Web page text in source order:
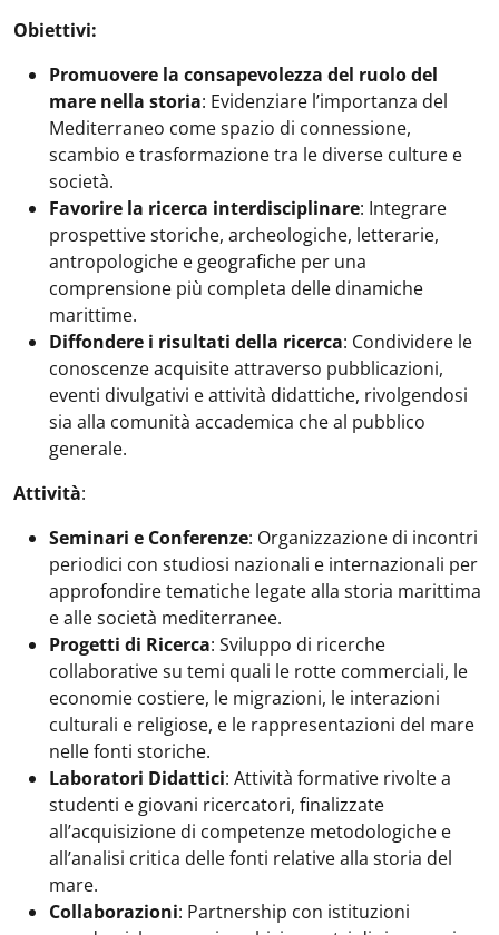
Obiettivi:
Promuovere la consapevolezza del ruolo del
mare nella storia: Evidenziare l’importanza del
Mediterraneo come spazio di connessione,
scambio e trasformazione tra le diverse culture e
società.
Favorire la ricerca interdisciplinare: Integrare
prospettive storiche, archeologiche, letterarie,
antropologiche e geografiche per una
comprensione più completa delle dinamiche
marittime.
Diffondere i risultati della ricerca: Condividere le
conoscenze acquisite attraverso pubblicazioni,
eventi divulgativi e attività didattiche, rivolgendosi
sia alla comunità accademica che al pubblico
generale.
Attività:
Seminari e Conferenze: Organizzazione di incontri
periodici con studiosi nazionali e internazionali per
approfondire tematiche legate alla storia marittima
e alle società mediterranee.
Progetti di Ricerca: Sviluppo di ricerche
collaborative su temi quali le rotte commerciali, le
economie costiere, le migrazioni, le interazioni
culturali e religiose, e le rappresentazioni del mare
nelle fonti storiche.
Laboratori Didattici: Attività formative rivolte a
studenti e giovani ricercatori, finalizzate
all’acquisizione di competenze metodologiche e
all’analisi critica delle fonti relative alla storia del
mare.
Collaborazioni: Partnership con istituzioni